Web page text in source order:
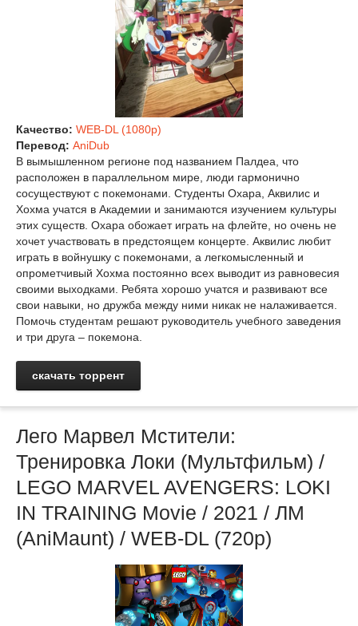
Качество: WEB-DL (1080p)
Перевод: AniDub
В вымышленном регионе под названием Палдеа, что
расположен в параллельном мире, люди гармонично
сосуществуют с покемонами. Студенты Охара, Аквилис и
Хохма учатся в Академии и занимаются изучением культуры
этих существ. Охара обожает играть на флейте, но очень не
хочет участвовать в предстоящем концерте. Аквилис любит
играть в войнушку с покемонами, а легкомысленный и
опрометчивый Хохма постоянно всех выводит из равновесия
своими выходками. Ребята хорошо учатся и развивают все
свои навыки, но дружба между ними никак не налаживается.
Помочь студентам решают руководитель учебного заведения
и три друга – покемона.
скачать торрент
Лего Марвел Мстители:
Тренировка Локи (Мультфильм) /
LEGO MARVEL AVENGERS: LOKI
IN TRAINING Movie / 2021 / ЛМ
(AniMaunt) / WEB-DL (720p)